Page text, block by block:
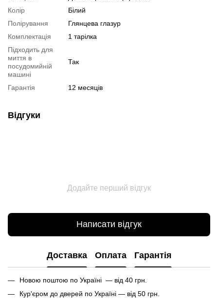
Колір
Білий
Полірування
Глянцева глазур
Комплектація
1 тарілка
Підходить для
миття в
посудомийній
машині
Так
Гарантія 12 месяців
Відгуки
Додайте перший відгук
Написати відгук
Доставка Оплата Гарантія
Новою поштою по Україні — від 40 грн.
Кур'єром до дверей по Україні — від 50 грн.